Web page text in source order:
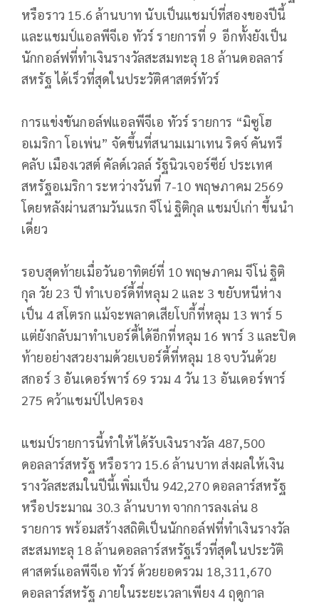
หรือราว 15.6 ล้านบาท นับเป็นแชมป์ที่สองของปีนี้
และแชมป์แอลพีจีเอ ทัวร์ รายการที่ 9 อีกทั้งยังเป็น
นักกอล์ฟที่ทำเงินรางวัลสะสมทะลุ 18 ล้านดอลลาร์
สหรัฐ ได้เร็วที่สุดในประวัติศาสตร์ทัวร์
การแข่งขันกอล์ฟแอลพีจีเอ ทัวร์ รายการ “มิซูโฮ
อเมริกา โอเพ่น” จัดขึ้นที่สนามเมาเทน ริดจ์ คันทรี
คลับ เมืองเวสต์ คัลด์เวลล์ รัฐนิวเจอร์ซีย์ ประเทศ
สหรัฐอเมริกา ระหว่างวันที่ 7-10 พฤษภาคม 2569
โดยหลังผ่านสามวันแรก จีโน่ ฐิติกุล แชมป์เก่า ขึ้นนำ
เดี่ยว
รอบสุดท้ายเมื่อวันอาทิตย์ที่ 10 พฤษภาคม จีโน่ ฐิติ
กุล วัย 23 ปี ทำเบอร์ดี้ที่หลุม 2 และ 3 ขยับหนีห่าง
เป็น 4 สโตรก แม้จะพลาดเสียโบกี้ที่หลุม 13 พาร์ 5
แต่ยังกลับมาทำเบอร์ดี้ได้อีกที่หลุม 16 พาร์ 3 และปิด
ท้ายอย่างสวยงามด้วยเบอร์ดี้ที่หลุม 18 จบวันด้วย
สกอร์ 3 อันเดอร์พาร์ 69 รวม 4 วัน 13 อันเดอร์พาร์
275 คว้าแชมป์ไปครอง
แชมป์รายการนี้ทำให้ได้รับเงินรางวัล 487,500
ดอลลาร์สหรัฐ หรือราว 15.6 ล้านบาท ส่งผลให้เงิน
รางวัลสะสมในปีนี้เพิ่มเป็น 942,270 ดอลลาร์สหรัฐ
หรือประมาณ 30.3 ล้านบาท จากการลงเล่น 8
รายการ พร้อมสร้างสถิติเป็นนักกอล์ฟที่ทำเงินรางวัล
สะสมทะลุ 18 ล้านดอลลาร์สหรัฐเร็วที่สุดในประวัติ
ศาสตร์แอลพีจีเอ ทัวร์ ด้วยยอดรวม 18,311,670
ดอลลาร์สหรัฐ ภายในระยะเวลาเพียง 4 ฤดูกาล